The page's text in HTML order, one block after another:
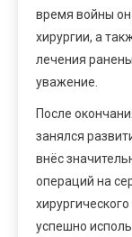
время войны
хирургии, а
лечения
уважение.
После
занялся
внёс
операций на
успешно